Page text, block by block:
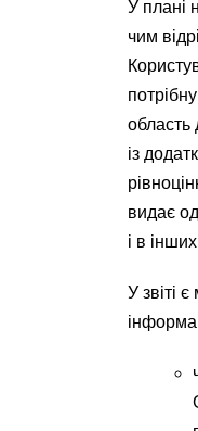
У плані
чим
область
із
видає
і в
У звіті